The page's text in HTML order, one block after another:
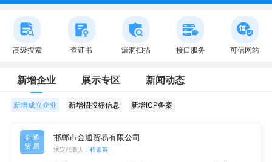
高级搜索 查证书 漏洞扫描 接口服务 可信网站
新增企业 展示专区 新闻动态
新增成立企业 新增招投标信息 新增ICP备案
金通
贸易
邯郸市金通贸易有限公司
法定代表人： 程素英